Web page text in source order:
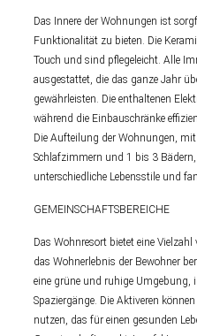
Das Innere der Wohnungen ist
Funktionalität zu bieten. Die
Touch und sind pflegeleicht. Alle
ausgestattet, die das ganze Jahr
gewährleisten. Die enthaltenen
während die Einbauschränke
Die Aufteilung der Wohnungen,
Schlafzimmern und 1 bis 3
unterschiedliche Lebensstile und
GEMEINSCHAFTSBEREICHE
Das Wohnresort bietet eine
das Wohnerlebnis der Bewohner
eine grüne und ruhige Umgebung,
Spaziergänge. Die Aktiveren
nutzen, das für einen gesunden